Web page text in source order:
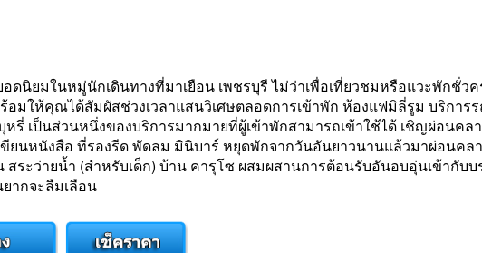
มในหมู่นักเดินทางที่มาเยือน เพชรบุรี ไม่ว่าเพื่อเที่ยวชมหรือแวะพักชั่วค
มให้คุณได้สัมผัสช่วงเวลาแสนวิเศษตลอดการเข้าพัก ห้องแฟมิลี่รูม บริการ
รี่ เป็นส่วนหนึ่งของบริการมากมายที่ผู้เข้าพักสามารถเข้าใช้ได้ เชิญผ่อนค
ขียนหนังสือ ที่รองรีด พัดลม มินิบาร์ หยุดพักจากวันอันยาวนานแล้วมาผ่อนคล
สระว่ายน้ำ (สำหรับเด็ก) บ้าน คารุโซ ผสมผสานการต้อนรับอันอบอุ่นเข้ากับบ
ากจะลืมเลือน